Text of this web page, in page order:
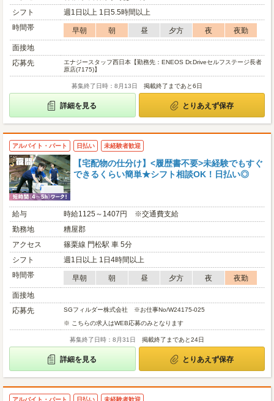
シフト
週1日以上 1日5.5時間以上
時間帯
早朝 朝 昼 夕方 夜
夜勤
面接地
応募先
エナジースタッフ西日本【勤務先：ENEOS Dr.Driveセルフステージ長者
原店(7175)】
募集終了日時：8月13日 掲載終了まであと6日
詳細を見る とりあえず保存
アルバイト・パート 日払い 未経験者歓迎
【宅配物の仕分け】<履歴書不要>未経験でもすぐ
できるくらい簡単★シフト相談OK！日払い◎
給与
時給1125～1407円 ※交通費支給
勤務地
糟屋郡
アクセス
篠栗線 門松駅 車 5分
シフト
週1日以上 1日4時間以上
時間帯
早朝 朝 昼 夕方 夜
夜勤
面接地
応募先
SGフィルダー株式会社 ※お仕事No/W24175-025
※ こちらの求人はWEB応募のみとなります
募集終了日時：8月31日 掲載終了まであと24日
詳細を見る とりあえず保存
アルバイト・パート 日払い 未経験者歓迎